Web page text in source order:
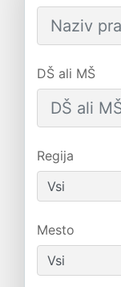
DŠ ali MŠ
Regija
Mesto